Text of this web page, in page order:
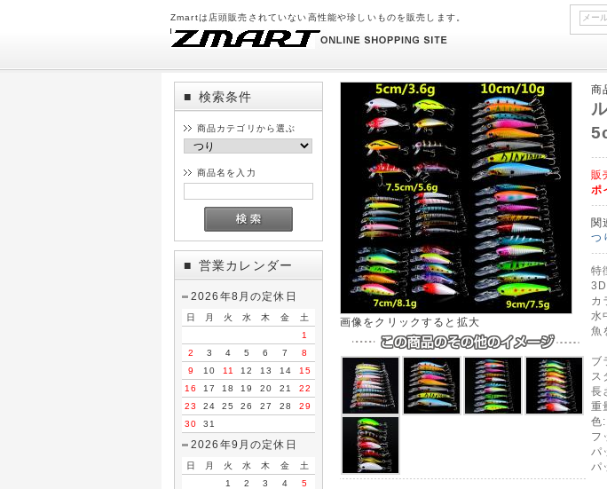
Zmartは店頭販売されていない高性能や珍しいものを販売します。
■ 検索条件
商品カテゴリから選ぶ
商品名を入力
■ 営業カレンダー
2026年8月の定休日
日 月 火 水 木 金
土
1
2
3 4 5 6 7
8
9
10 11 12 13 14
15
16
17 18 19 20 21
22
23
24 25 26 27 28
29
30
31
2026年9月の定休日
日 月 火 水 木 金
土
1
2 3 4
5
画像をクリックすると拡大
商
販
ポ
関
つ
特
カ
水
魚
ブ
ス
長
重
色
フ
パ
パ